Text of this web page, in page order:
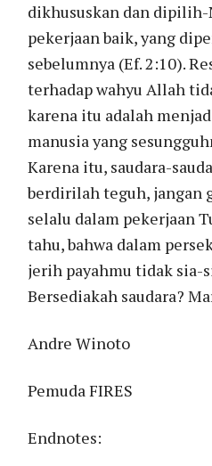
dikhususkan dan
pekerjaan baik, yang
sebelumnya (Ef. 2:10).
terhadap wahyu Allah
karena itu adalah
manusia yang
Karena itu, saudara-
berdirilah teguh, jangan
selalu dalam pekerjaan
tahu, bahwa dalam
jerih payahmu tidak sia-
Bersediakah saudara?
Andre Winoto
Pemuda FIRES
Endnotes: